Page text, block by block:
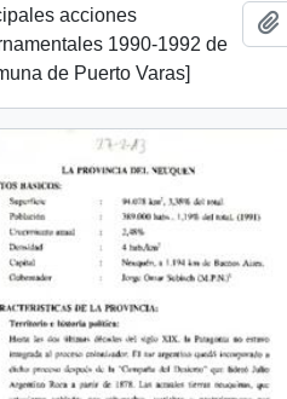
acciones
1990-1992 de
de Puerto Varas]